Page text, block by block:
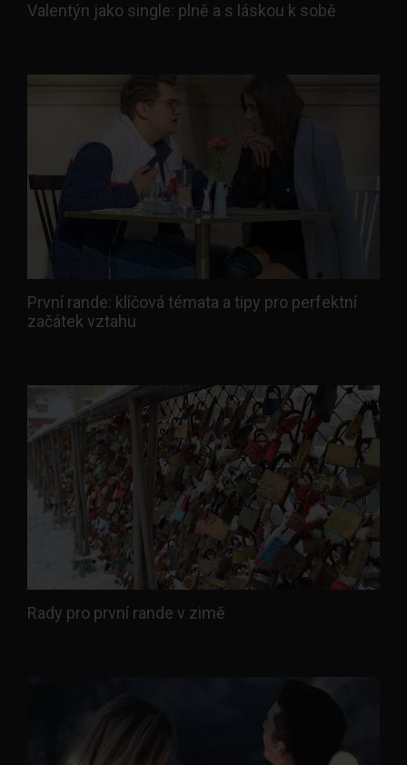
Valentýn jako single: plně a s láskou k sobě
První rande: klíčová témata a tipy pro perfektní
začátek vztahu
Rady pro první rande v zimě